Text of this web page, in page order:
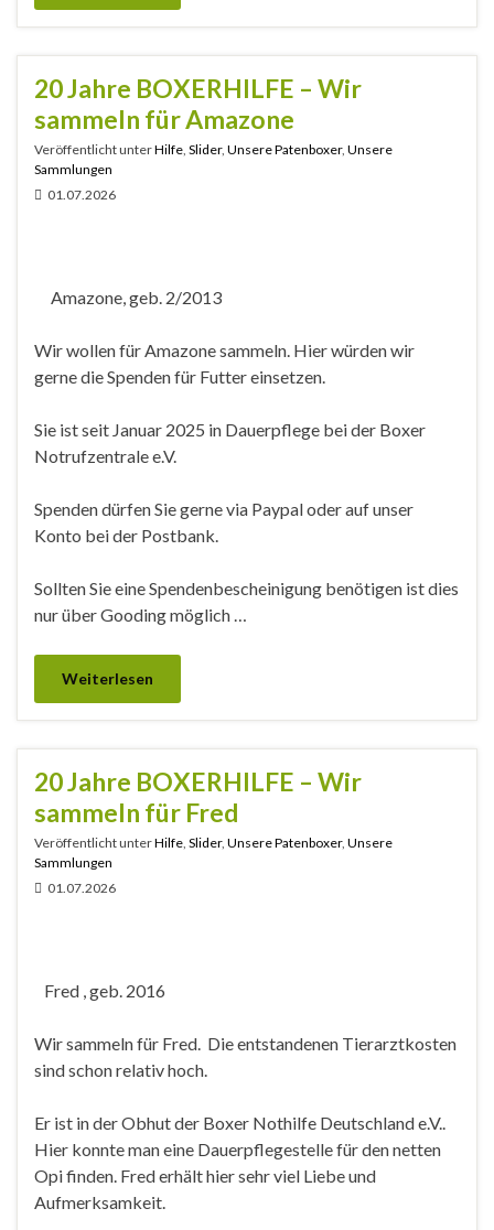
20 Jahre BOXERHILFE – Wir
sammeln für Amazone
Veröffentlicht unterHilfe Slider, Unsere Patenboxer, Unsere
Sammlungen
01.07.2026
Amazone, geb. 2/2013
Wir wollen für Amazone sammeln. Hier würden wir
gerne die Spenden für Futter einsetzen.
Sie ist seit Januar 2025 in Dauerpflege bei der Boxer
Notrufzentrale e.V.
Spenden dürfen Sie gerne via Paypal oder auf unser
Konto bei der Postbank.
Sollten Sie eine Spendenbescheinigung benötigen ist dies
nur über Gooding möglich …
Weiterlesen
20 Jahre BOXERHILFE – Wir
sammeln für Fred
Veröffentlicht unterHilfe Slider, Unsere Patenboxer, Unsere
Sammlungen
01.07.2026
Fred , geb. 2016
Wir sammeln für Fred. Die entstandenen Tierarztkosten
sind schon relativ hoch.
Er ist in der Obhut der Boxer Nothilfe Deutschland e.V..
Hier konnte man eine Dauerpflegestelle für den netten
Opi finden. Fred erhält hier sehr viel Liebe und
Aufmerksamkeit.